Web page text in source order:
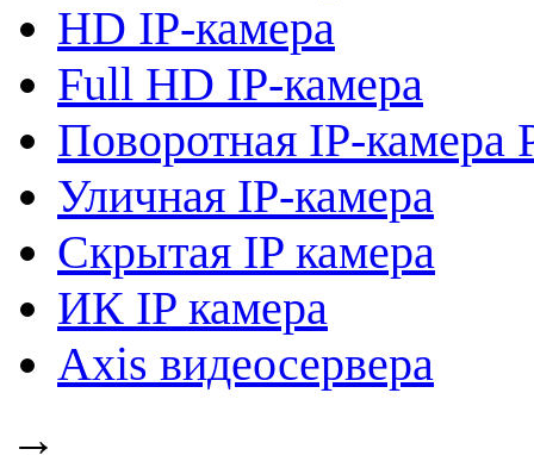
HD IP-камера
Full HD IP-камера
Поворотная IP-камера
Уличная IP-камера
Скрытая IP камера
ИК IP камера
Axis видеосервера
→